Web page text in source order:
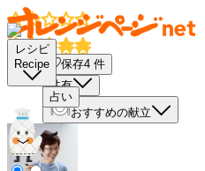
レシピ
Recipe
占い
保存4 件
共有
おすすめの献立